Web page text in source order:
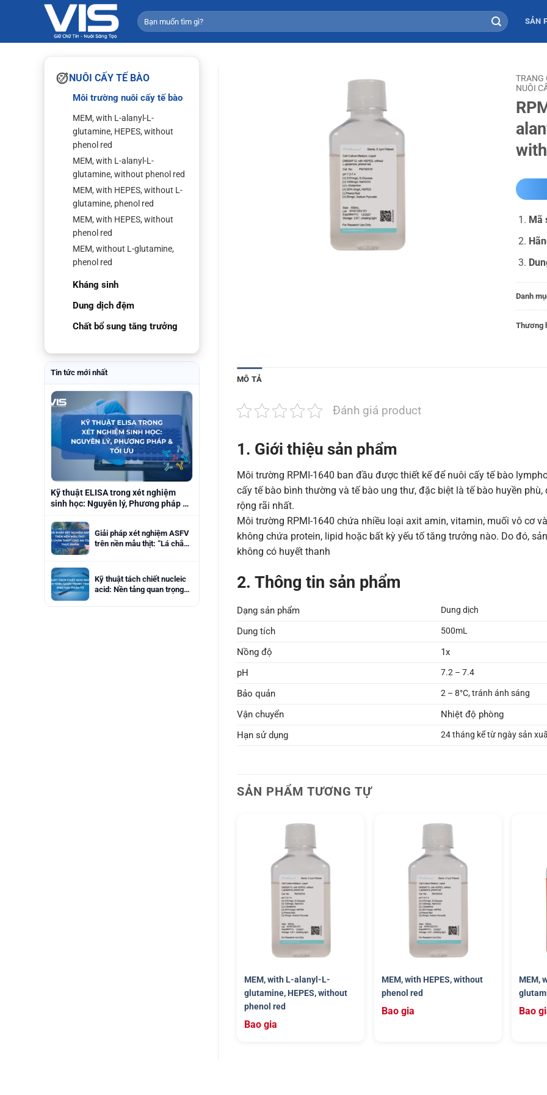
Tìm
kiếm:
SẢN
NUÔI CẤY TẾ BÀO
Môi trường nuôi cấy tế bào
MEM, with L-alanyl-L-
glutamine, HEPES, without
phenol red
MEM, with L-alanyl-L-
glutamine, without phenol red
MEM, with HEPES, without L-
glutamine, phenol red
MEM, with HEPES, without
phenol red
MEM, without L-glutamine,
phenol red
Kháng sinh
Dung dịch đệm
Chất bổ sung tăng trưởng
Tin tức mới nhất
Kỹ thuật ELISA trong xét nghiệm
sinh học: Nguyên lý, Phương pháp &
Giải pháp xét nghiệm ASFV
trên nền mẫu thịt: “Lá chắn
Kỹ thuật tách chiết nucleic
acid: Nền tảng quan trọng
TRANG
NUÔI
Mã
Danh
Thương
MÔ TẢ
Đánh giá product
1. Giới thiệu sản phẩm
Môi trường RPMI-1640 ban đầu được thiết kế để nuôi cấy tế bào
cấy tế bào bình thường và tế bào ung thư, đặc biệt là tế bào huyền
rộng rãi nhất.
Môi trường RPMI-1640 chứa nhiều loại axit amin, vitamin, muối vô cơ
không chứa protein, lipid hoặc bất kỳ yếu tố tăng trưởng nào. Do đó,
không có huyết thanh
2. Thông tin sản phẩm
Dạng sản phẩm Dung dịch
Dung tích 500mL
Nồng độ
1x
pH
7.2 – 7.4
Bảo quản 2 – 8°C, tránh ánh sáng
Vận chuyển
Nhiệt độ phòng
Hạn sử dụng
24 tháng kể từ ngày sản
SẢN PHẨM TƯƠNG TỰ
MEM, with L-alanyl-L-
glutamine, HEPES, without
phenol red
Bao gia
MEM, with HEPES, without
phenol red
Bao gia
MEM,
Bao